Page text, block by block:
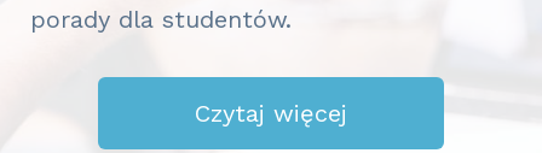
porady dla studentów.
Czytaj więcej